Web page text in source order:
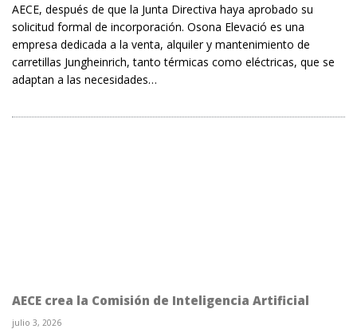
AECE, después de que la Junta Directiva haya aprobado su
solicitud formal de incorporación. Osona Elevació es una
empresa dedicada a la venta, alquiler y mantenimiento de
carretillas Jungheinrich, tanto térmicas como eléctricas, que se
adaptan a las necesidades…
AECE crea la Comisión de Inteligencia Artificial
julio 3, 2026